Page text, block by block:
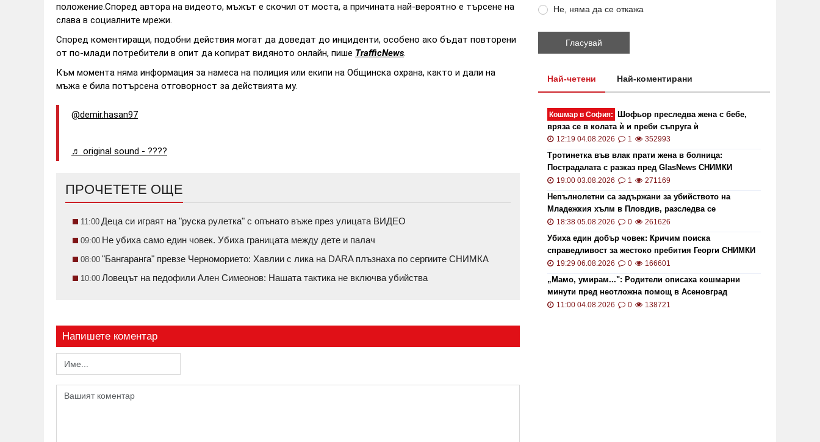
положение.Според автора на видеото, мъжът е скочил от моста, а причината най-вероятно е търсене на
слава в социалните мрежи.
Според коментиращи, подобни действия могат да доведат до инциденти, особено ако бъдат повторени
от по-млади потребители в опит да копират видяното онлайн, пише TrafficNews
Към момента няма информация за намеса на полиция или екипи на Общинска охрана, както и дали на
мъжа е била потърсена отговорност за действията му.
@demir.hasan97
♬ original sound - ????
ПРОЧЕТЕТЕ ОЩЕ
11:00 Деца си играят на "руска рулетка" с опънато въже през улицата ВИДЕО
09:00 Не убиха само един човек. Убиха границата между дете и палач
08:00 "Бангаранга" превзе Черноморието: Хавлии с лика на DARA плъзнаха по сергиите СНИМКА
10:00 Ловецът на педофили Ален Симеонов: Нашата тактика не включва убийства
Напишете коментар
Не, няма да се откажа
Най-четени Най-коментирани
Кошмар в София:
Шофьор преследва жена с бебе,
вряза се в колата ѝ и преби съпруга ѝ
12:19 04.08.2026 1 352993
Тротинетка във влак прати жена в болница:
Пострадалата с разказ пред GlasNews СНИМКИ
19:00 03.08.2026 1 271169
Непълнолетни са задържани за убийството на
Младежкия хълм в Пловдив, разследва се
хомофобски мотив
18:38 05.08.2026 0 261626
Убиха един добър човек: Кричим поиска
справедливост за жестоко пребития Георги СНИМКИ
и ВИДЕО
19:29 06.08.2026 0 166601
„Мамо, умирам...": Родители описаха кошмарни
минути пред неотложна помощ в Асеновград
11:00 04.08.2026 0 138721